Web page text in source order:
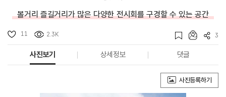
볼거리 즐길거리가 많은 다양한 전시회를 구경할 수 있는 공간
11 2.3K 3
사진보기 상세정보 댓글
사진등록하기